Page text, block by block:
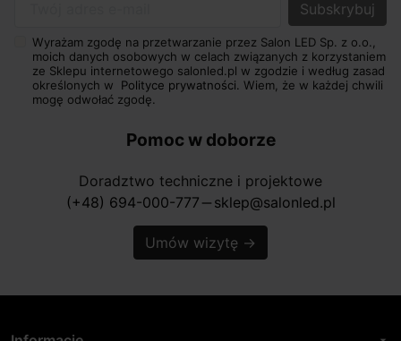
Wyrażam zgodę na przetwarzanie przez Salon LED Sp. z o.o.,
moich danych osobowych w celach związanych z korzystaniem
ze Sklepu internetowego salonled.pl w zgodzie i według zasad
określonych w Polityce prywatności. Wiem, że w każdej chwili
mogę odwołać zgodę.
Pomoc w doborze
Doradztwo techniczne i projektowe
(+48) 694-000-777 horizontal_rule sklep@salonled.pl
Umów wizytę →